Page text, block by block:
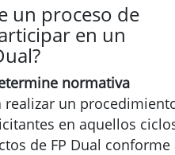
un proceso de
en un
normativa
realizar un
en aquellos
de FP Dual conforme